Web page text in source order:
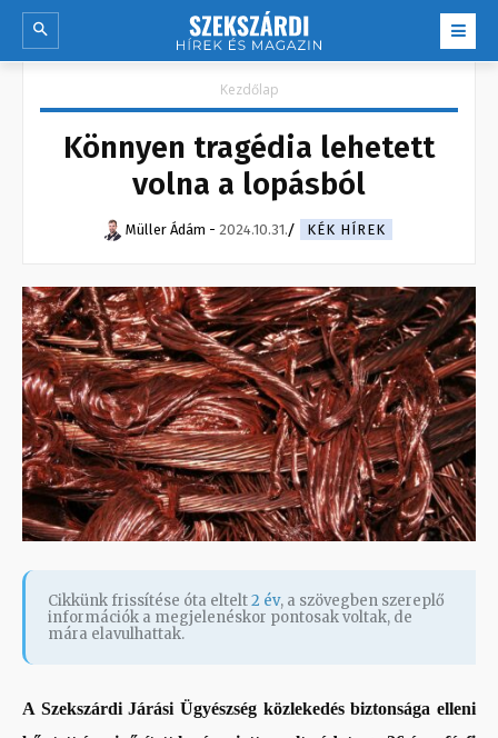
Kezdőlap
Könnyen tragédia lehetett
volna a lopásból
Müller Ádám - 2024.10.31. KÉK HÍREK
Cikkünk frissítése óta eltelt2 év, a szövegben szereplő
információk a megjelenéskor pontosak voltak, de
mára elavulhattak.
A Szekszárdi Járási Ügyészség közlekedés biztonsága elleni